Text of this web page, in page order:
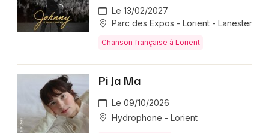
Le 13/02/2027
Parc des Expos - Lorient - Lanester
Chanson française à Lorient
Pi Ja Ma
Le 09/10/2026
Hydrophone - Lorient